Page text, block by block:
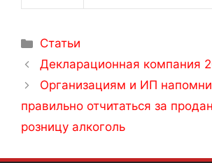
Статьи
Декларационная компания
Организациям и ИП
правильно отчитаться за
розницу алкоголь